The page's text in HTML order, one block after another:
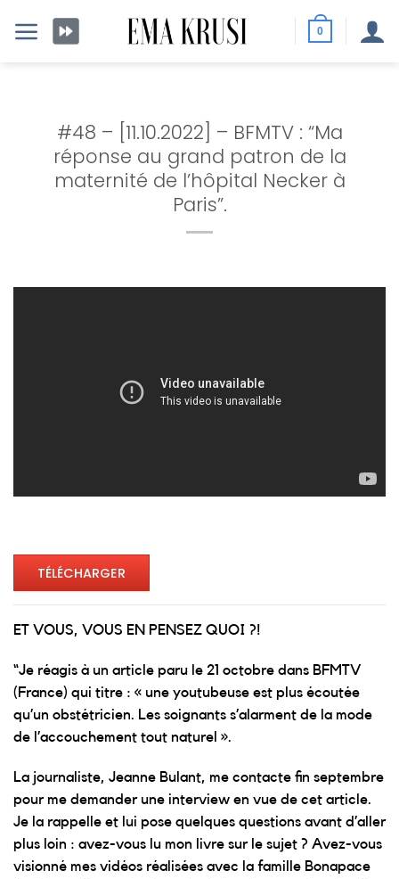
au
0
#48 – [11.10.2022] – BFMTV : “Ma
réponse au grand patron de la
maternité de l’hôpital Necker à
Paris”.
TÉLÉCHARGER
ET VOUS, VOUS EN PENSEZ QUOI ?!
“Je réagis à un article paru le 21 octobre dans BFMTV
(France) qui titre : « une youtubeuse est plus écoutée
qu’un obstétricien. Les soignants s’alarment de la mode
de l’accouchement tout naturel ».
La journaliste, Jeanne Bulant, me contacte fin septembre
pour me demander une interview en vue de cet article.
Je la rappelle et lui pose quelques questions avant d’aller
plus loin : avez-vous lu mon livre sur le sujet ? Avez-vous
visionné mes vidéos réalisées avec la famille Bonapace